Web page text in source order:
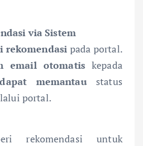
via Sistem
rekomendasi pada portal.
email otomatiskepada
dapat memantaustatus
portal.
rekomendasi untuk